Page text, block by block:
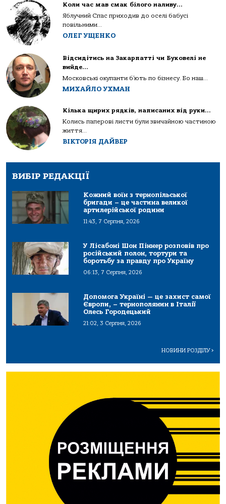
Коли час мав смак білого наливу…
Яблучний Спас приходив до оселі бабусі
повільними...
ОЛЕГ УЩЕНКО
Відсидітись на Закарпатті чи Буковелі не
вийде…
Московські окупанти б’ють по бізнесу. Бо наш...
МИХАЙЛО УХМАН
Кілька щирих рядків, написаних від руки…
Колись паперові листи були звичайною частиною
життя...
ВІКТОРІЯ ДАЙВЕР
ВИБІР РЕДАКЦІЇ
Кожний воїн з тернопільської
бригади – це частина великої
артилерійської родини
11:43, 7 Серпня, 2026
У Лісабоні Шон Піннер розповів про
російський полон, тортури та
боротьбу за правду про Україну
06:13, 7 Серпня, 2026
Допомога Україні — це захист самої
Європи, – тернополянин в Італії
Олесь Городецький
21:02, 3 Серпня, 2026
НОВИНИ РОЗДІЛУ>